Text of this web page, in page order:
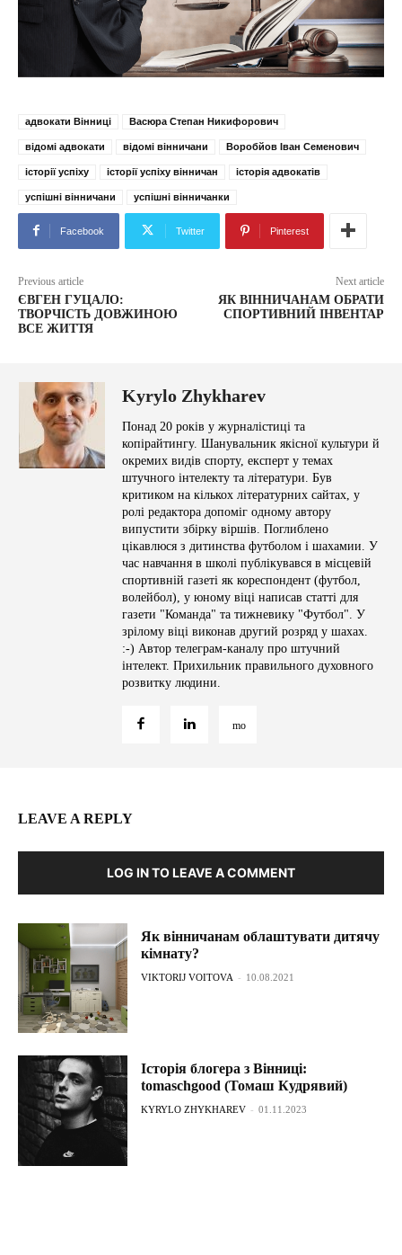
адвокати Вінниці Васюра Степан Никифорович
відомі адвокати відомі вінничани Воробйов Іван Семенович
історії успіху історії успіху вінничан історія адвокатів
успішні вінничани успішні вінничанки
Facebook Twitter Pinterest
Previous article
ЄВГЕН ГУЦАЛО:
ТВОРЧІСТЬ ДОВЖИНОЮ
ВСЕ ЖИТТЯ
Next article
ЯК ВІННИЧАНАМ ОБРАТИ
СПОРТИВНИЙ ІНВЕНТАР
Kyrylo Zhykharev
Понад 20 років у журналістиці та
копірайтингу. Шанувальник якісної культури й
окремих видів спорту, експерт у темах
штучного інтелекту та літератури. Був
критиком на кількох літературних сайтах, у
ролі редактора допоміг одному автору
випустити збірку віршів. Поглиблено
цікавлюся з дитинства футболом і шахамии. У
час навчання в школі публікувався в місцевій
спортивній газеті як кореспондент (футбол,
волейбол), у юному віці написав статті для
газети "Команда" та тижневику "Футбол". У
зрілому віці виконав другий розряд у шахах.
:-) Автор телеграм-каналу про штучний
інтелект. Прихильник правильного духовного
розвитку людини.
LEAVE A REPLY
LOG IN TO LEAVE A COMMENT
Як вінничанам облаштувати дитячу
кімнату?
VIKTORIJ VOITOVA - 10.08.2021
Історія блогера з Вінниці:
tomaschgood (Томаш Кудрявий)
KYRYLO ZHYKHAREV - 01.11.2023